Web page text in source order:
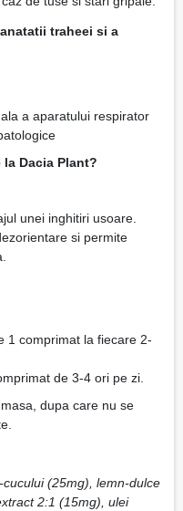
traheei si a
a aparatului respirator
Dacia Plant?
unei inghitiri usoare.
si permite
1 comprimat la fiecare 2-
de 3-4 ori pe zi.
dupa care nu se
(25mg), lemn-dulce
2:1 (15mg), ulei